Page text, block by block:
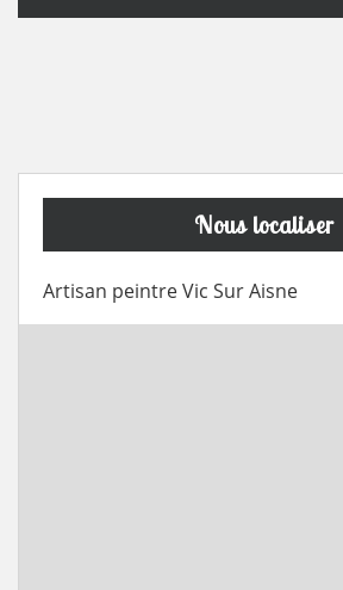
Nous localiser
Artisan peintre Vic Sur Aisne